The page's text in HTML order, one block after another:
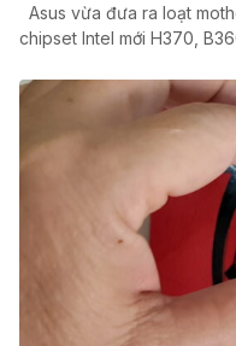
Asus vừa đưa ra loạt
chipset Intel mới H370,